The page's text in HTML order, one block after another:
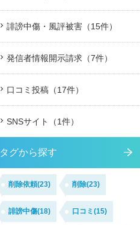
誹謗中傷・風評被害（15件）
発信者情報開示請求（7件）
口コミ投稿（17件）
SNSサイト（1件）
タグから探す
削除依頼(23) 削除(23)
誹謗中傷(18) 口コミ(15)